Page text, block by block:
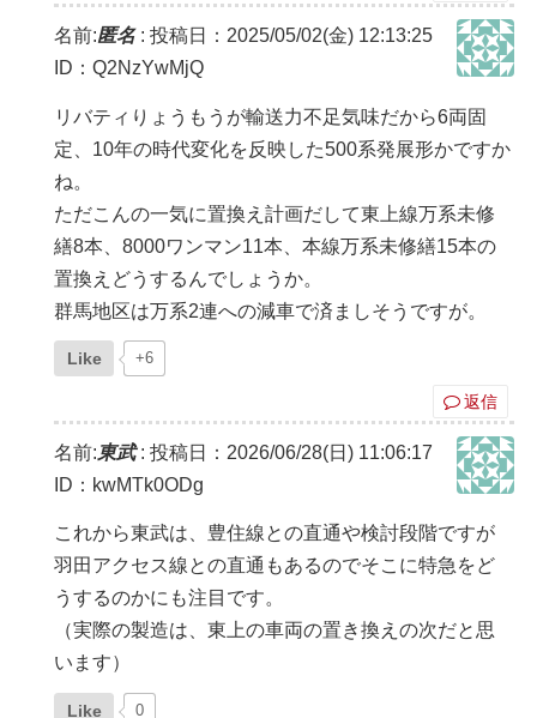
名前:匿名: 投稿日：2025/05/02(金) 12:13:25
ID：Q2NzYwMjQ
リバティりょうもうが輸送力不足気味だから6両固
定、10年の時代変化を反映した500系発展形かですか
ね。
ただこんの一気に置換え計画だして東上線万系未修
繕8本、8000ワンマン11本、本線万系未修繕15本の
置換えどうするんでしょうか。
群馬地区は万系2連への減車で済ましそうですが。
Like +6
返信
名前:東武: 投稿日：2026/06/28(日) 11:06:17
ID：kwMTk0ODg
これから東武は、豊住線との直通や検討段階ですが
羽田アクセス線との直通もあるのでそこに特急をど
うするのかにも注目です。
（実際の製造は、東上の車両の置き換えの次だと思
います）
Like 0